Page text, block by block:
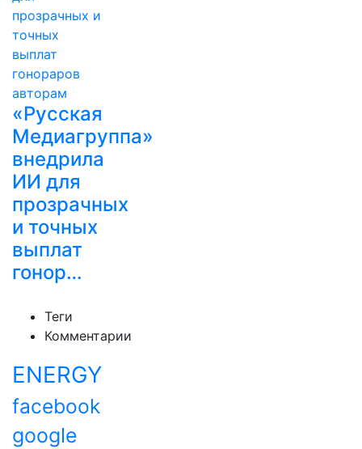
«Русская
Медиагруппа»
внедрила
ИИ для
прозрачных
и точных
выплат
гонор…
Теги
Комментарии
ENERGY
facebook
google